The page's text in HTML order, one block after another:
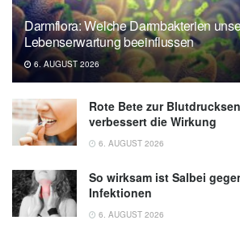
Darmflora: Welche Darmbakterien
Lebenserwartung beeinflussen
6. AUGUST 2026
Rote Bete zur
verbessert die Wirkung
6. AUGUST 2026
So wirksam ist Salbei
Infektionen
6. AUGUST 2026